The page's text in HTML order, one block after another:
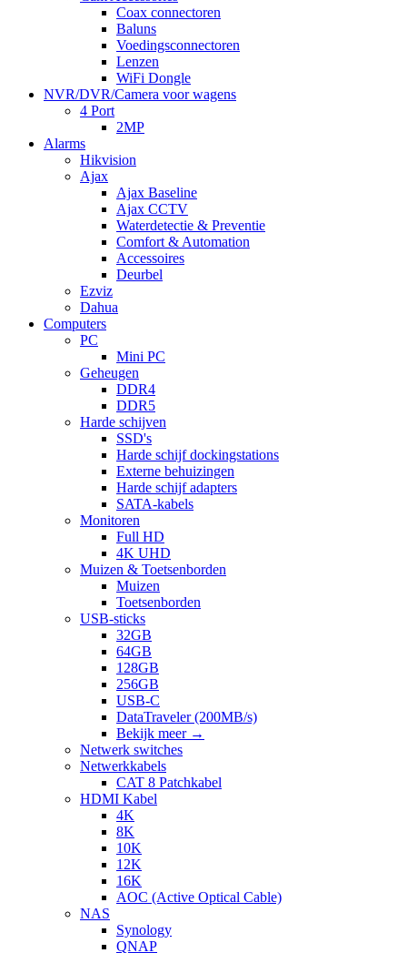
Coax connectoren
Baluns
Voedingsconnectoren
Lenzen
WiFi Dongle
NVR/DVR/Camera voor wagens
4 Port
2MP
Alarms
Hikvision
Ajax
Ajax Baseline
Ajax CCTV
Waterdetectie & Preventie
Comfort & Automation
Accessoires
Deurbel
Ezviz
Dahua
Computers
PC
Mini PC
Geheugen
DDR4
DDR5
Harde schijven
SSD's
Harde schijf dockingstations
Externe behuizingen
Harde schijf adapters
SATA-kabels
Monitoren
Full HD
4K UHD
Muizen & Toetsenborden
Muizen
Toetsenborden
USB-sticks
32GB
64GB
128GB
256GB
USB-C
DataTraveler (200MB/s)
Bekijk meer →
Netwerk switches
Netwerkkabels
CAT 8 Patchkabel
HDMI Kabel
4K
8K
10K
12K
16K
AOC (Active Optical Cable)
NAS
Synology
QNAP